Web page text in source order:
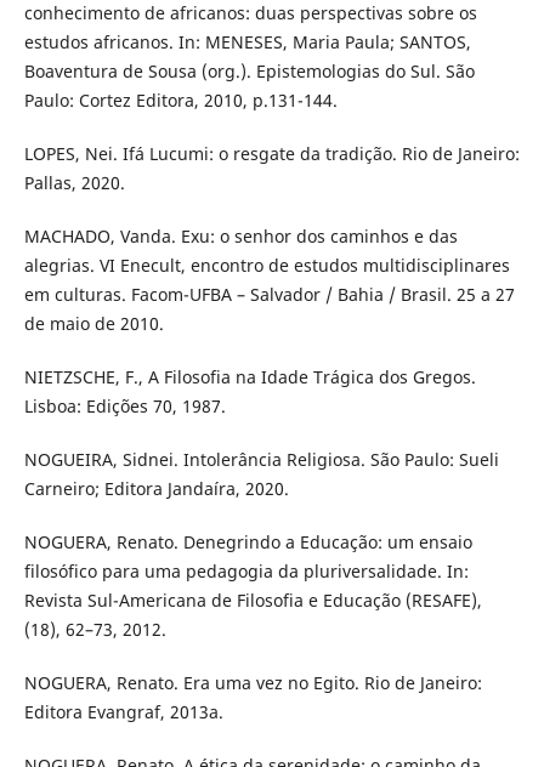
conhecimento de africanos: duas perspectivas sobre os
estudos africanos. In: MENESES, Maria Paula; SANTOS,
Boaventura de Sousa (org.). Epistemologias do Sul. São
Paulo: Cortez Editora, 2010, p.131-144.
LOPES, Nei. Ifá Lucumi: o resgate da tradição. Rio de Janeiro:
Pallas, 2020.
MACHADO, Vanda. Exu: o senhor dos caminhos e das
alegrias. VI Enecult, encontro de estudos multidisciplinares
em culturas. Facom-UFBA – Salvador / Bahia / Brasil. 25 a 27
de maio de 2010.
NIETZSCHE, F., A Filosofia na Idade Trágica dos Gregos.
Lisboa: Edições 70, 1987.
NOGUEIRA, Sidnei. Intolerância Religiosa. São Paulo: Sueli
Carneiro; Editora Jandaíra, 2020.
NOGUERA, Renato. Denegrindo a Educação: um ensaio
filosófico para uma pedagogia da pluriversalidade. In:
Revista Sul-Americana de Filosofia e Educação (RESAFE),
(18), 62–73, 2012.
NOGUERA, Renato. Era uma vez no Egito. Rio de Janeiro:
Editora Evangraf, 2013a.